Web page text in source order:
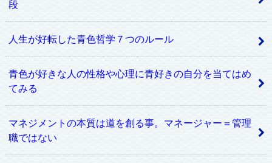
段
人生が好転した青色哲学７つのルール
青色が好きな人の性格や心理に青好きの自分を当てはめ
てみる
マネジメントの本質は道を創る事。マネージャー＝管理
職ではない